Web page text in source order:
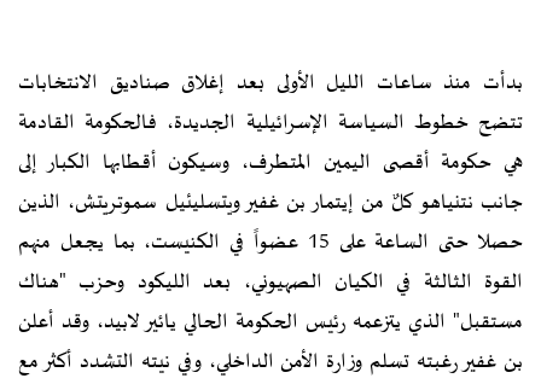
بدأت منذ ساعات الليل الأولى بعد إغلاق صناديق الانتخابات
تتضح خطوط السياسة الإسرائيلية الجديدة، فالحكومة القادمة
هي حكومة أقصى اليمين المتطرف، وسيكون أقطابها الكبار إلى
جانب نتنياهو كلٌ من إيتمار بن غفير ويتسليئيل سموتريتش، الذين
حصلا حتى الساعة على 15 عضواً في الكنيست، بما يجعل منهم
القوة الثالثة في الكيان الصهيوني، بعد الليكود وحزب "هناك
مستقبل" الذي يتزعمه رئيس الحكومة الحالي يائير لابيد، وقد أعلن
بن غفير رغبته تسلم وزارة الأمن الداخلي، وفي نيته التشدد أكثر مع